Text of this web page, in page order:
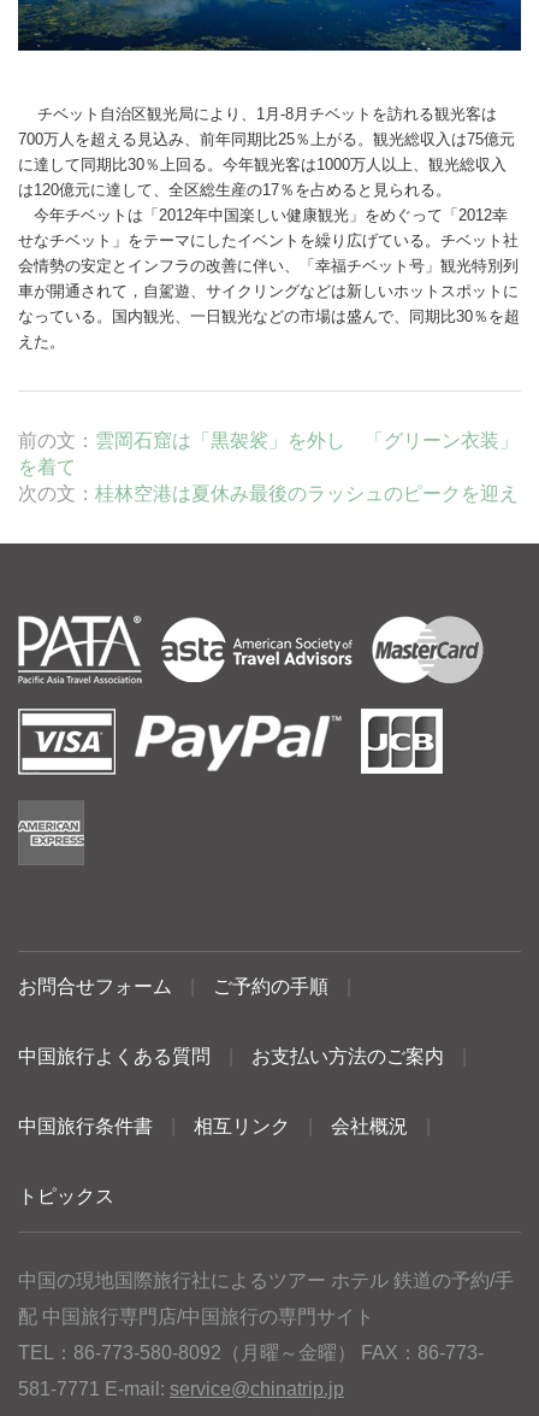
チベット自治区観光局により、 1月 -8月チベットを訪れる観光客は
700万人を超える見込み、前年同期比25％上がる。観光総収入は75億元
に達して同期比30％上回る。今年観光客は1000万人以上、観光総収入
は120億元に達して、全区総生産の17％を占めると見られる。
今年チベットは「 2012年中国楽しい健康観光」をめぐって「 2012幸
せなチベット」をテーマにしたイベントを繰り広げている。チベット社
会情勢の安定とインフラの改善に伴い、「幸福チベット号」観光特別列
車が開通されて，自駕遊、サイクリングなどは新しいホットスポットに
なっている。国内観光、一日観光などの市場は盛んで、同期比30％を超
えた。
前の文： 雲岡石窟は「黒袈裟」を外し 「グリーン衣装」
を着て
次の文： 桂林空港は夏休み最後のラッシュのピークを迎え
お問合せフォーム ご予約の手順
中国旅行よくある質問 お支払い方法のご案内
中国旅行条件書 相互リンク 会社概況
トピックス
中国の現地国際旅行社によるツアー ホテル 鉄道の予約/手
配 中国旅行専門店/中国旅行の専門サイト
TEL：86-773-580-8092（月曜～金曜） FAX：86-773-
581-7771 E-mail: service@chinatrip.jp